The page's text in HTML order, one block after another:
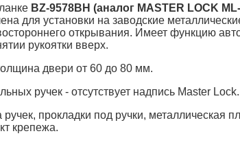
BZ-9578BH (аналог MASTER LOCK
для установки на заводские
открывания. Имеет функцию
рукоятки вверх.
двери от 60 до 80 мм.
ручек - отсутствует надпись Master Lock.
прокладки под ручки, металлическая
крепежа.